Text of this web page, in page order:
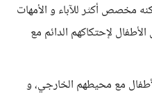
مخصص أكثر للآباء و الأمهات
لإحتكاكهم الدائم مع
مع محيطهم الخارجي، و